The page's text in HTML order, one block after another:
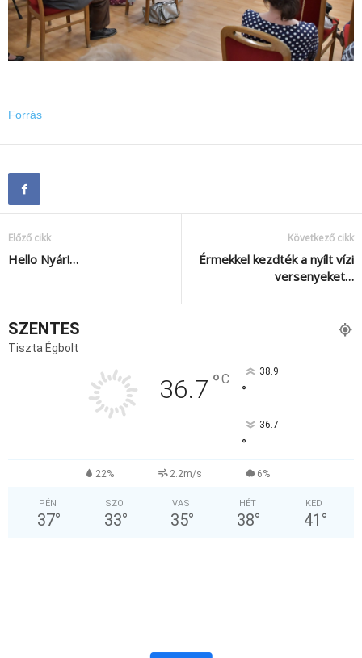
Forrás
Előző cikk
Hello Nyár!…
Következő cikk
Érmekkel kezdték a nyílt vízi
versenyeket…
SZENTES
Tiszta Égbolt
36.7 °C 38.9
°
36.7
°
22% 2.2m/s 6%
PÉN
37°
SZO
33°
VAS
35°
HÉT
38°
KED
41 °